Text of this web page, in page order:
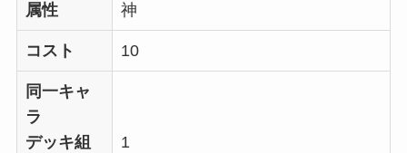
属性 神
コスト 10
同一キャ
ラ
デッキ組
1